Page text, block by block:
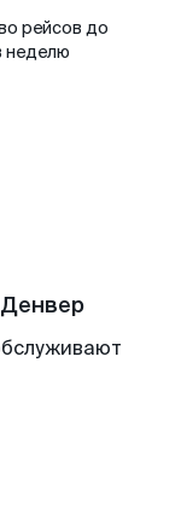
рейсов до
неделю